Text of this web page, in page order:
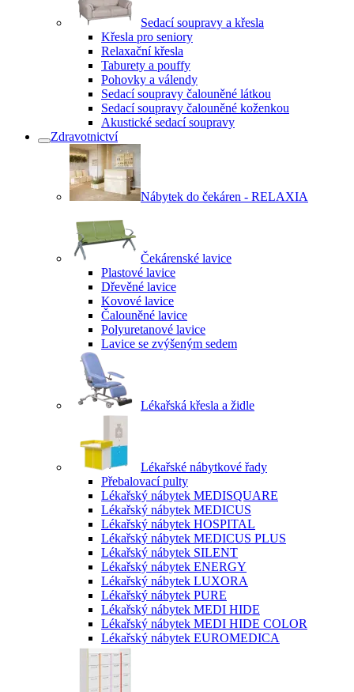
Sedací soupravy a křesla
Křesla pro seniory
Relaxační křesla
Taburety a pouffy
Pohovky a válendy
Sedací soupravy čalouněné látkou
Sedací soupravy čalouněné koženkou
Akustické sedací soupravy
Zdravotnictví
Nábytek do čekáren - RELAXIA
Čekárenské lavice
Plastové lavice
Dřevěné lavice
Kovové lavice
Čalouněné lavice
Polyuretanové lavice
Lavice se zvýšeným sedem
Lékařská křesla a židle
Lékařské nábytkové řady
Přebalovací pulty
Lékařský nábytek MEDISQUARE
Lékařský nábytek MEDICUS
Lékařský nábytek HOSPITAL
Lékařský nábytek MEDICUS PLUS
Lékařský nábytek SILENT
Lékařský nábytek ENERGY
Lékařský nábytek LUXORA
Lékařský nábytek PURE
Lékařský nábytek MEDI HIDE
Lékařský nábytek MEDI HIDE COLOR
Lékařský nábytek EUROMEDICA